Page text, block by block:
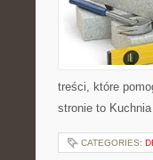
treści, które
stronie to
CATEGORIES: